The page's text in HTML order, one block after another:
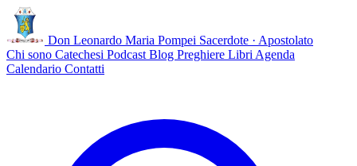
Don Leonardo Maria Pompei Sacerdote · Apostolato
Chi sono Catechesi Podcast Blog Preghiere Libri Agenda
Calendario Contatti